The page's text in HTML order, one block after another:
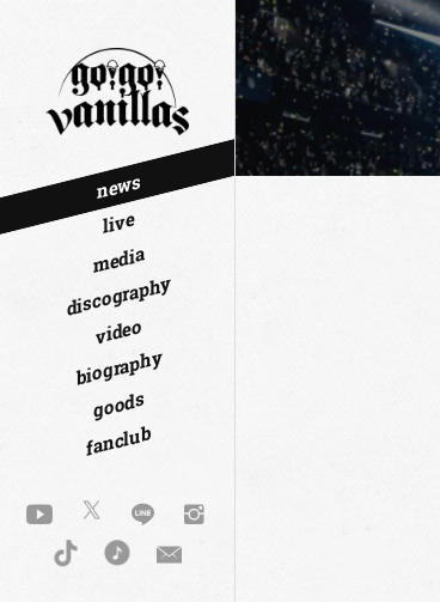
news
live
media
discography
video
biography
goods
fanclub